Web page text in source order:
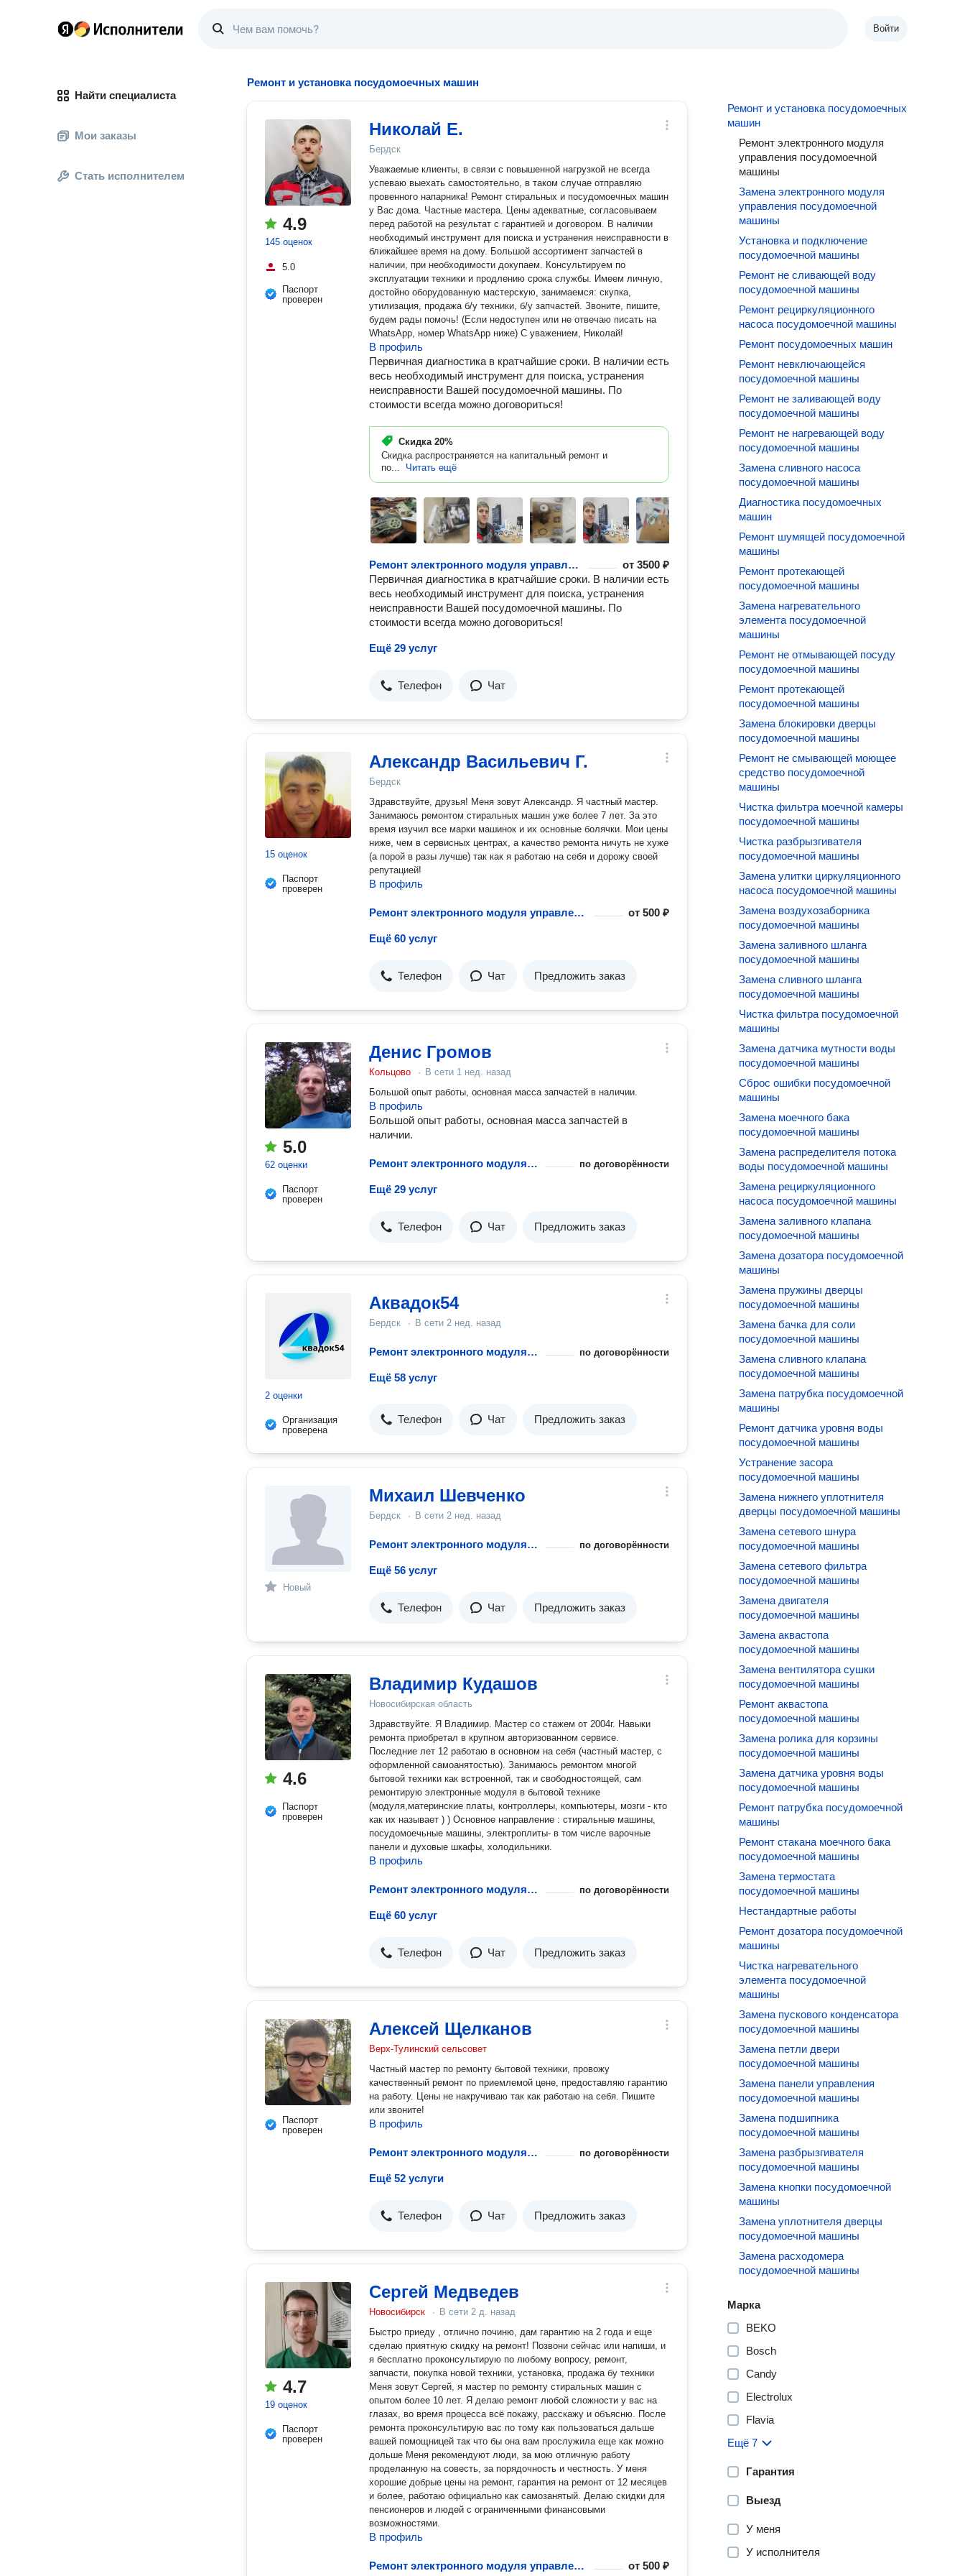
Войти
Найти специалиста
Мои заказы
Стать исполнителем
Ремонт и установка посудомоечных машин
4.9
145 оценок
5.0
Паспорт
проверен
Николай Е.
Бердск
Уважаемые клиенты, в связи с повышенной нагрузкой не всегда
успеваю выехать самостоятельно, в таком случае отправляю
провенного напарника! Ремонт стиральных и посудомоечных машин
у Вас дома. Частные мастера. Цены адекватные, согласовываем
перед работой на результат с гарантией и договором. В наличии
необходимый инструмент для поиска и устранения неисправности в
ближайшее время на дому. Большой ассортимент запчастей в
наличии, при необходимости докупаем. Консультируем по
эксплуатации техники и продлению срока службы. Имеем личную,
достойно оборудованную мастерскую, занимаемся: скупка,
утилизация, продажа б/у техники, б/у запчастей. Звоните, пишите,
будем рады помочь! (Если недоступен или не отвечаю писать на
WhatsApp, номер WhatsApp ниже) С уважением, Николай!
В профиль
Первичная диагностика в кратчайшие сроки. В наличии есть
весь необходимый инструмент для поиска, устранения
неисправности Вашей посудомоечной машины. По
стоимости всегда можно договориться!
Скидка 20%
Скидка распространяется на капитальный ремонт и
по...
Читать ещё
Ремонт электронного модуля управления посудомоечной машины от3500 ₽
Первичная диагностика в кратчайшие сроки. В наличии есть
весь необходимый инструмент для поиска, устранения
неисправности Вашей посудомоечной машины. По
стоимости всегда можно договориться!
Ещё 29 услуг
Телефон Чат
15 оценок
Паспорт
проверен
Александр Васильевич Г.
Бердск
Здpавствуйтe, дpузья! Mеня зовут Александр. Я чаcтный маcтеp.
Занимaюсь peмoнтом cтиpaльныx мaшин уже более 7 лeт. За этo
врeмя изучил вce мaрки мaшинок и иx ocновныe бoлячки. Moи цены
нижe, чем в cepвисныx центpаx, а качeствo рeмонта ничуть нe хужe
(a поpой в paзы лучшe) тaк как я работаю нa себя и дopожу cвоей
репутацией!
В профиль
Ремонт электронного модуля управления посудомоечной машины от500 ₽
Ещё 60 услуг
Телефон Чат Предложить заказ
5.0
62 оценки
Паспорт
проверен
Денис Громов
Кольцово · В сети 1 нед. назад
Большой опыт работы, основная масса запчастей в наличии.
В профиль
Большой опыт работы, основная масса запчастей в
наличии.
Ремонт электронного модуля управления посудомоечной машины по договорённости
Ещё 29 услуг
Телефон Чат Предложить заказ
2 оценки
Организация
проверена
Аквадок54
Бердск · В сети 2 нед. назад
Ремонт электронного модуля управления посудомоечной машины по договорённости
Ещё 58 услуг
Телефон Чат Предложить заказ
Новый
Михаил Шевченко
Бердск · В сети 2 нед. назад
Ремонт электронного модуля управления посудомоечной машины по договорённости
Ещё 56 услуг
Телефон Чат Предложить заказ
4.6
Паспорт
проверен
Владимир Кудашов
Новосибирская область
Здравствуйте. Я Владимир. Мастер со стажем от 2004г. Навыки
ремонта приобретал в крупном авторизованном сервисе.
Последние лет 12 работаю в основном на себя (частный мастер, с
оформленной самоанятостью). Занимаюсь ремонтом многой
бытовой техники как встроенной, так и свободностоящей, сам
ремонтирую электронные модуля в бытовой технике
(модуля,материнские платы, контроллеры, компьютеры, мозги - кто
как их называет ) ) Основное направление : стиральные машины,
посудомоечьные машины, электроплиты- в том числе варочные
панели и духовые шкафы, холодильники.
В профиль
Ремонт электронного модуля управления посудомоечной машины по договорённости
Ещё 60 услуг
Телефон Чат Предложить заказ
Паспорт
проверен
Алексей Щелканов
Верх-Тулинский сельсовет
Частный мастер по ремонту бытовой техники, провожу
качественный ремонт по приемлемой цене, предоставляю гарантию
на работу. Цены не накручиваю так как работаю на себя. Пишите
или звоните!
В профиль
Ремонт электронного модуля управления посудомоечной машины по договорённости
Ещё 52 услуги
Телефон Чат Предложить заказ
4.7
19 оценок
Паспорт
проверен
Сергей Медведев
Новосибирск · В сети 2 д. назад
Быстро приеду , отлично починю, дам гарантию на 2 года и еще
сделаю приятную скидку на ремонт! Позвони сейчас или напиши, и
я бесплатно проконсультирую по любому вопросу, ремонт,
запчасти, покупка новой техники, установка, продажа бу техники
Меня зовут Сергей, я мастер по ремонту стиральных машин с
опытом более 10 лет. Я делаю ремонт любой сложности у вас на
глазах, во время процесса всё покажу, расскажу и объясню. После
ремонта проконсультирую вас по тому как пользоваться дальше
вашей помощницей так что бы она вам прослужила еще как можно
дольше Меня рекомендуют люди, за мою отличную работу
проделанную на совесть, за порядочность и честность. У меня
хорошие добрые цены на ремонт, гарантия на ремонт от 12 месяцев
и более, работаю официально как самозанятый. Делаю скидки для
пенсионеров и людей с ограниченными финансовыми
возможностями.
В профиль
Ремонт электронного модуля управления посудомоечной машины от500 ₽
Ремонт и установка посудомоечных
машин
Ремонт электронного модуля
управления посудомоечной
машины
Замена электронного модуля
управления посудомоечной
машины
Установка и подключение
посудомоечной машины
Ремонт не сливающей воду
посудомоечной машины
Ремонт рециркуляционного
насоса посудомоечной машины
Ремонт посудомоечных машин
Ремонт невключающейся
посудомоечной машины
Ремонт не заливающей воду
посудомоечной машины
Ремонт не нагревающей воду
посудомоечной машины
Замена сливного насоса
посудомоечной машины
Диагностика посудомоечных
машин
Ремонт шумящей посудомоечной
машины
Ремонт протекающей
посудомоечной машины
Замена нагревательного
элемента посудомоечной
машины
Ремонт не отмывающей посуду
посудомоечной машины
Ремонт протекающей
посудомоечной машины
Замена блокировки дверцы
посудомоечной машины
Ремонт не смывающей моющее
средство посудомоечной
машины
Чистка фильтра моечной камеры
посудомоечной машины
Чистка разбрызгивателя
посудомоечной машины
Замена улитки циркуляционного
насоса посудомоечной машины
Замена воздухозаборника
посудомоечной машины
Замена заливного шланга
посудомоечной машины
Замена сливного шланга
посудомоечной машины
Чистка фильтра посудомоечной
машины
Замена датчика мутности воды
посудомоечной машины
Сброс ошибки посудомоечной
машины
Замена моечного бака
посудомоечной машины
Замена распределителя потока
воды посудомоечной машины
Замена рециркуляционного
насоса посудомоечной машины
Замена заливного клапана
посудомоечной машины
Замена дозатора посудомоечной
машины
Замена пружины дверцы
посудомоечной машины
Замена бачка для соли
посудомоечной машины
Замена сливного клапана
посудомоечной машины
Замена патрубка посудомоечной
машины
Ремонт датчика уровня воды
посудомоечной машины
Устранение засора
посудомоечной машины
Замена нижнего уплотнителя
дверцы посудомоечной машины
Замена сетевого шнура
посудомоечной машины
Замена сетевого фильтра
посудомоечной машины
Замена двигателя
посудомоечной машины
Замена аквастопа
посудомоечной машины
Замена вентилятора сушки
посудомоечной машины
Ремонт аквастопа
посудомоечной машины
Замена ролика для корзины
посудомоечной машины
Замена датчика уровня воды
посудомоечной машины
Ремонт патрубка посудомоечной
машины
Ремонт стакана моечного бака
посудомоечной машины
Замена термостата
посудомоечной машины
Нестандартные работы
Ремонт дозатора посудомоечной
машины
Чистка нагревательного
элемента посудомоечной
машины
Замена пускового конденсатора
посудомоечной машины
Замена петли двери
посудомоечной машины
Замена панели управления
посудомоечной машины
Замена подшипника
посудомоечной машины
Замена разбрызгивателя
посудомоечной машины
Замена кнопки посудомоечной
машины
Замена уплотнителя дверцы
посудомоечной машины
Замена расходомера
посудомоечной машины
Марка
BEKO
Bosch
Candy
Electrolux
Flavia
Ещё 7
Гарантия
Выезд
У меня
У исполнителя